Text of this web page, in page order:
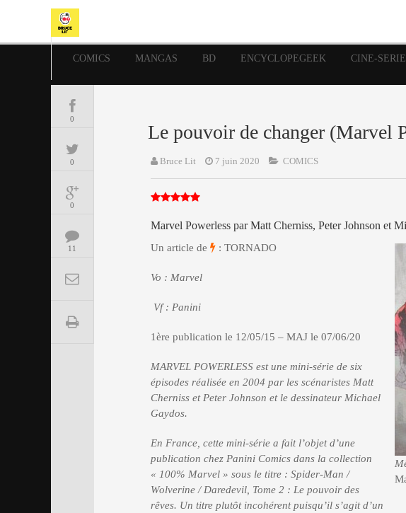
COMICS MANGAS BD ENCYCLOPEGEEK CINE-
0
0
0
11
Le pouvoir de changer (Marvel
Bruce Lit 7 juin 2020 COMICS
Marvel Powerless par Matt Cherniss, Peter Johnson et
Un article de : TORNADO
Vo : Marvel
Vf : Panini
1ère publication le 12/05/15 – MAJ le 07/06/20
MARVEL POWERLESS est une mini-série de six
épisodes réalisée en 2004 par les scénaristes Matt
Cherniss et Peter Johnson et le dessinateur Michael
Gaydos.
En France, cette mini-série a fait l’objet d’une
publication chez Panini Comics dans la collection
« 100% Marvel » sous le titre : Spider-Man /
Wolverine / Daredevil, Tome 2 : Le pouvoir des
rêves. Un titre plutôt incohérent puisqu’il s’agit d’un